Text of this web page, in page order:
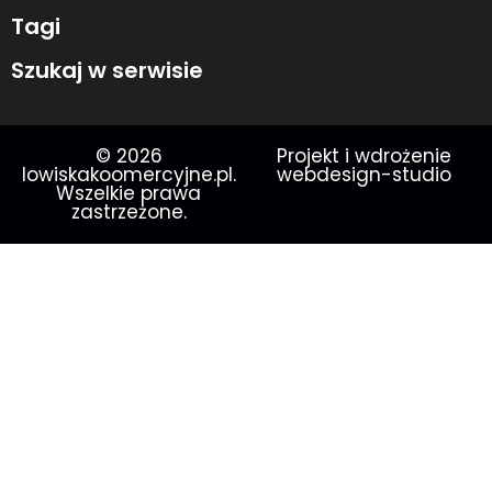
Tagi
Szukaj w serwisie
© 2026
lowiskakoomercyjne.pl.
Wszelkie prawa
zastrzeżone.
Projekt i wdrożenie
webdesign-studio